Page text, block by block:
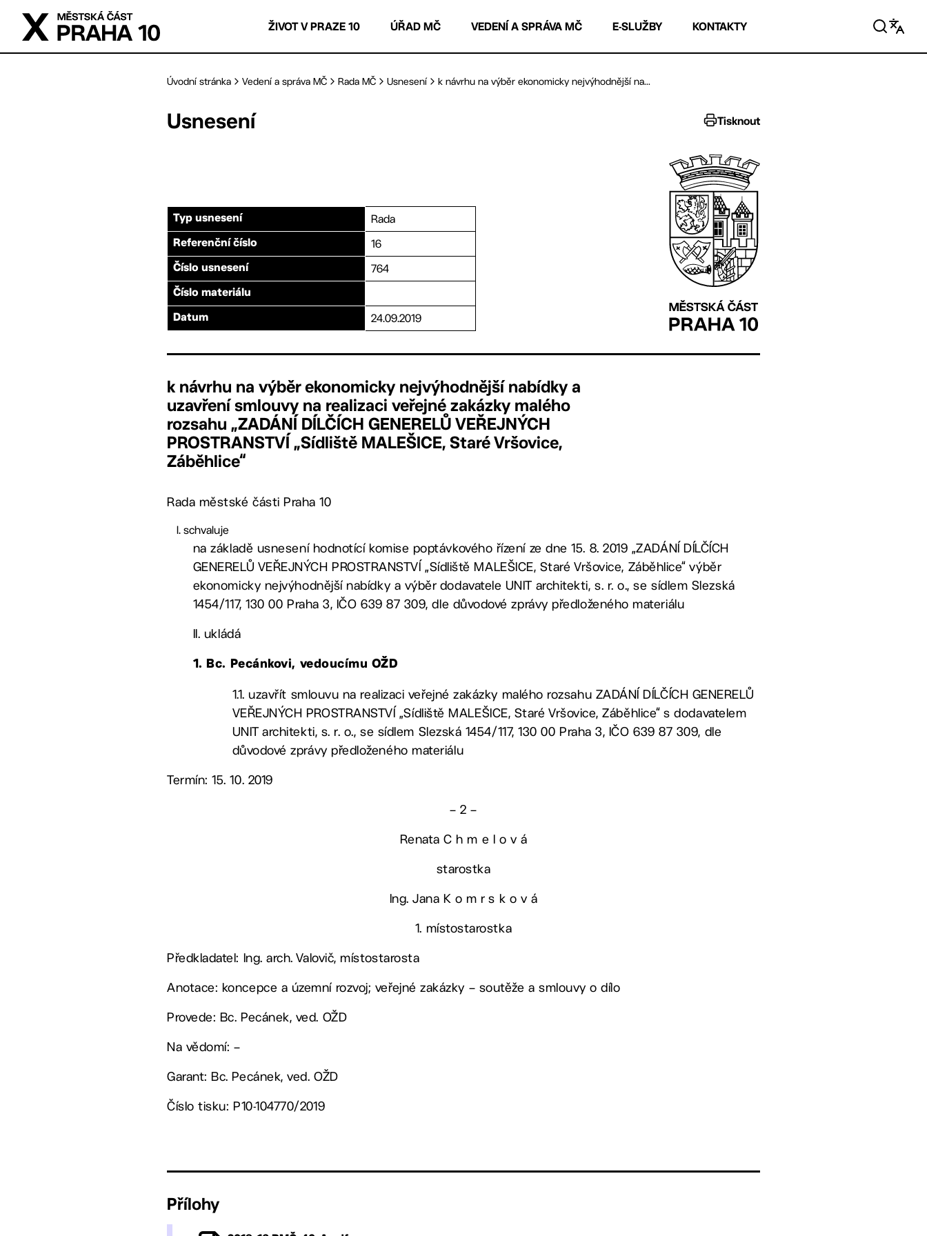
Přejít na hlavní obsah
ŽIVOT V PRAZE 10 ÚŘAD MČ VEDENÍ A SPRÁVA MČ E-SLUŽBY KONTAKTY
Úvodní stránka Vedení a správa MČ Rada MČ Usnesení k návrhu na výběr ekonomicky nejvýhodnější na...
Usnesení Tisknout
Typ usnesení Rada
Referenční číslo 16
Číslo usnesení 764
Číslo materiálu
Datum 24.09.2019
k návrhu na výběr ekonomicky nejvýhodnější nabídky a
uzavření smlouvy na realizaci veřejné zakázky malého
rozsahu „ZADÁNÍ DÍLČÍCH GENERELŮ VEŘEJNÝCH
PROSTRANSTVÍ „Sídliště MALEŠICE, Staré Vršovice,
Záběhlice“
Rada městské části Praha 10
schvaluje
na základě usnesení hodnotící komise poptávkového řízení ze dne 15. 8. 2019 „ZADÁNÍ DÍLČÍCH
GENERELŮ VEŘEJNÝCH PROSTRANSTVÍ „Sídliště MALEŠICE, Staré Vršovice, Záběhlice“ výběr
ekonomicky nejvýhodnější nabídky a výběr dodavatele UNIT architekti, s. r. o., se sídlem Slezská
1454/117, 130 00 Praha 3, IČO 639 87 309, dle důvodové zprávy předloženého materiálu
II. ukládá
1. Bc. Pecánkovi, vedoucímu OŽD
1.1. uzavřít smlouvu na realizaci veřejné zakázky malého rozsahu ZADÁNÍ DÍLČÍCH GENERELŮ
VEŘEJNÝCH PROSTRANSTVÍ „Sídliště MALEŠICE, Staré Vršovice, Záběhlice“ s dodavatelem
UNIT architekti, s. r. o., se sídlem Slezská 1454/117, 130 00 Praha 3, IČO 639 87 309, dle
důvodové zprávy předloženého materiálu
Termín: 15. 10. 2019
– 2 –
Renata C h m e l o v á
starostka
Ing. Jana K o m r s k o v á
1. místostarostka
Předkladatel: Ing. arch. Valovič, místostarosta
Anotace: koncepce a územní rozvoj; veřejné zakázky – soutěže a smlouvy o dílo
Provede: Bc. Pecánek, ved. OŽD
Na vědomí: –
Garant: Bc. Pecánek, ved. OŽD
Číslo tisku: P10-104770/2019
Přílohy